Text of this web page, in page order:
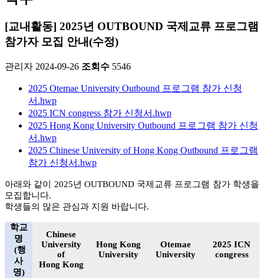
[교내활동] 2025년 OUTBOUND 국제교류 프로그램
참가자 모집 안내(수정)
관리자 2024-09-26 조회수 5546
2025 Otemae University Outbound 프로그램 참가 신청
서.hwp
2025 ICN congress 참가 신청서.hwp
2025 Hong Kong University Outbound 프로그램 참가 신청
서.hwp
2025 Chinese University of Hong Kong Outbound 프로그램
참가 신청서.hwp
아래와 같이 2025년 OUTBOUND 국제교류 프로그램 참가 학생을
모집합니다.
학생들의 많은 관심과 지원 바랍니다.
학교
명
(행
사
명)
Chinese
University
of
Hong Kong
Hong Kong
University
Otemae
University
2025 ICN
congress